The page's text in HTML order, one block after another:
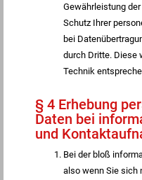
Gewährleistung
Schutz Ihrer
bei
durch Dritte. Diese
Technik
§ 4 Erhebung
Daten bei
und
Bei der bloß
also wenn Sie sich